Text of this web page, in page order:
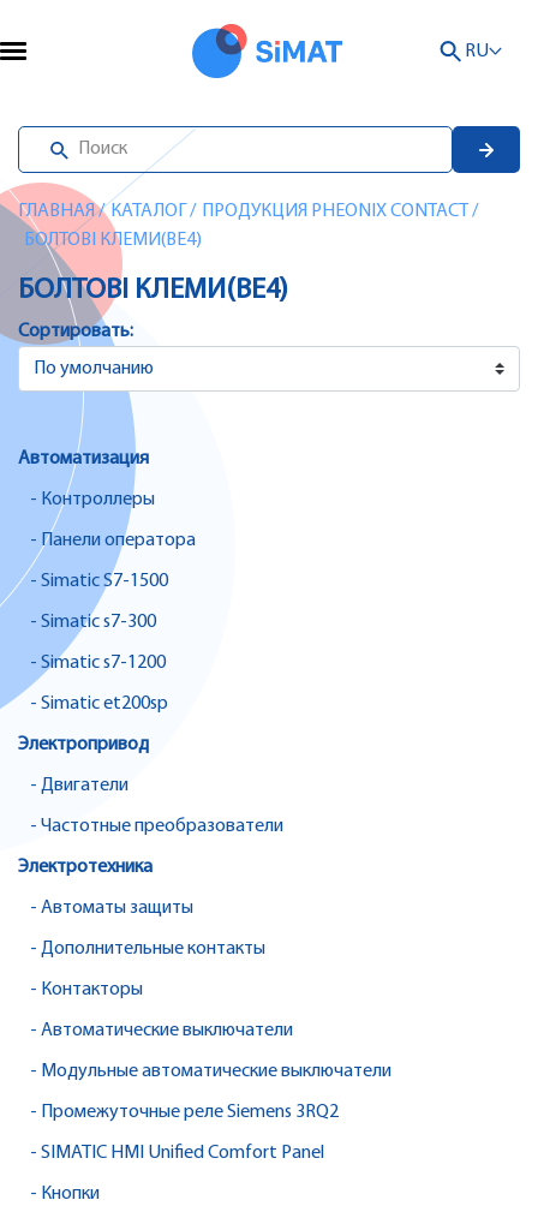
RU
ГЛАВНАЯ/ КАТАЛОГ / ПРОДУКЦИЯ PHEONIX CONTACT /
БОЛТОВІ КЛЕМИ(BE4)
БОЛТОВІ КЛЕМИ(BE4)
Сортировать:
Автоматизация
- Контроллеры
- Панели оператора
- Simatic S7-1500
- Simatic s7-300
- Simatic s7-1200
- Simatic et200sp
Электропривод
- Двигатели
- Частотные преобразователи
Электротехника
- Автоматы защиты
- Дополнительные контакты
- Контакторы
- Автоматические выключатели
- Модульные автоматические выключатели
- Промежуточные реле Siemens 3RQ2
- SIMATIC HMI Unified Comfort Panel
- Кнопки